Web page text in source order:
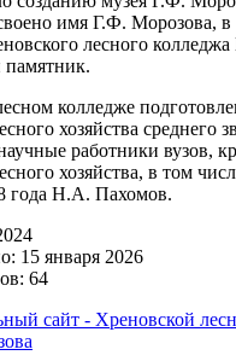
имя Г.Ф. Морозова, в
лесного
памятник.
колледже
хозяйства среднего
работники вузов,
хозяйства, в том
года Н.А. Пахомов.
15 января 2026
64
сайт - Хреновской